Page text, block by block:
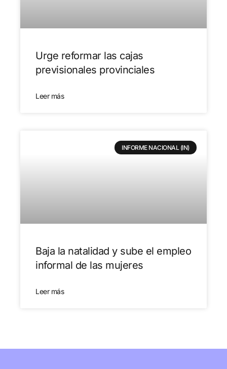
Urge reformar las cajas
previsionales provinciales
Leer más
INFORME NACIONAL (IN)
Baja la natalidad y sube el empleo
informal de las mujeres
Leer más